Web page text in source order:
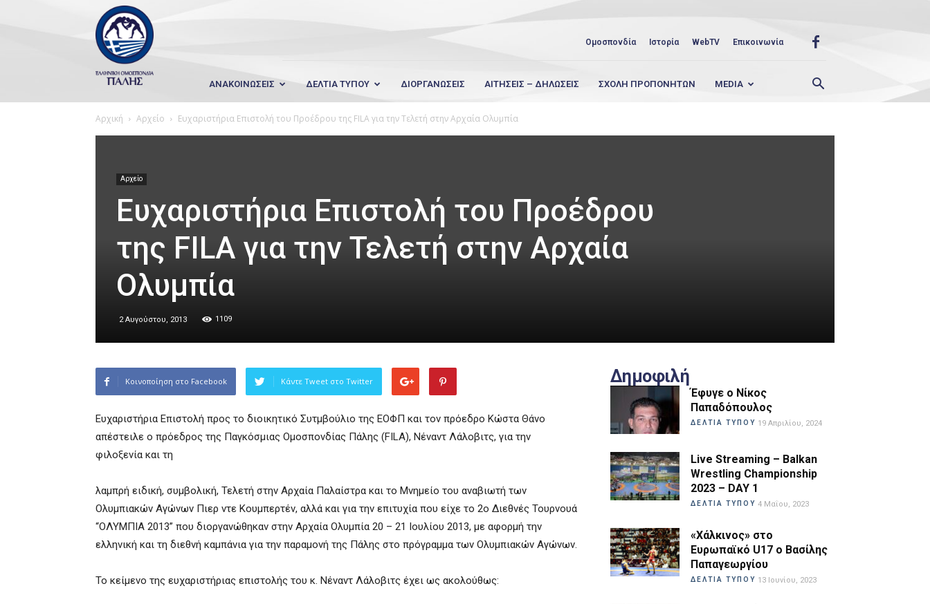
Wrestling
Hellas
Ομοσπονδία Ιστορία WebTV Επικοινωνία
ΑΝΑΚΟΙΝΩΣΕΙΣ ΔΕΛΤΙΑ ΤΥΠΟΥ ΔΙΟΡΓΑΝΩΣΕΙΣ ΑΙΤΗΣΕΙΣ – ΔΗΛΩΣΕΙΣ ΣΧΟΛΗ ΠΡΟΠΟΝΗΤΩΝ MEDIA
Αρχική Αρχείο Ευχαριστήρια Επιστολή του Προέδρου της FILA για την Τελετή στην Αρχαία Ολυμπία
Αρχείο
Ευχαριστήρια Επιστολή του Προέδρου
της FILA για την Τελετή στην Αρχαία
Ολυμπία
2 Αυγούστου, 2013 1109
Κοινοποίηση στο Facebook Κάντε Tweet στο Twitter
Ευχαριστήρια Επιστολή προς το διοικητικό Συτμβούλιο της ΕΟΦΠ και τον πρόεδρο Κώστα Θάνο
απέστειλε ο πρόεδρος της Παγκόσμιας Ομοσπονδίας Πάλης (FILA), Νέναντ Λάλοβιτς, για την
φιλοξενία και τη
λαμπρή ειδική, συμβολική, Τελετή στην Αρχαία Παλαίστρα και το Μνημείο του αναβιωτή των
Ολυμπιακών Αγώνων Πιερ ντε Κουμπερτέν, αλλά και για την επιτυχία που είχε το 2ο Διεθνές Τουρνουά
“ΟΛΥΜΠΙΑ 2013” που διοργανώθηκαν στην Αρχαία Ολυμπία 20 – 21 Ιουλίου 2013, με αφορμή την
ελληνική και τη διεθνή καμπάνια για την παραμονή της Πάλης στο πρόγραμμα των Ολυμπιακών Αγώνων.
Το κείμενο της ευχαριστήριας επιστολής του κ. Νέναντ Λάλοβιτς έχει ως ακολούθως:
Δημοφιλή
Έφυγε ο Νίκος
Παπαδόπουλος
ΔΕΛΤΙΑ ΤΥΠΟΥ 19 Απριλίου, 2024
Live Streaming – Balkan
Wrestling Championship
2023 – DAY 1
ΔΕΛΤΙΑ ΤΥΠΟΥ 4 Μαΐου, 2023
«Χάλκινος» στο
Ευρωπαϊκό U17 ο Βασίλης
Παπαγεωργίου
ΔΕΛΤΙΑ ΤΥΠΟΥ 13 Ιουνίου, 2023